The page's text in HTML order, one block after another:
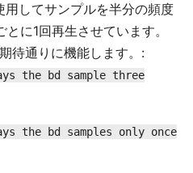
用してサンプルを半分の頻度
に1回再生させています。
待通りに機能します。:
the bd sample three
the bd samples only once